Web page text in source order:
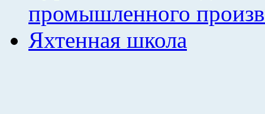
промышленного
Яхтенная школа